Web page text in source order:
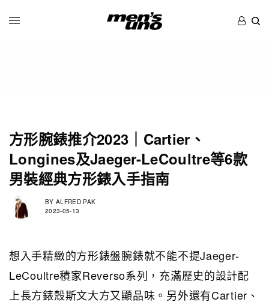
方形腕錶推介2023｜Cartier、
Longines及Jaeger-LeCoultre等6款
男裝經典方形錶入手指南
BY ALFRED PAK
2023-05-13
想入手精緻的方形錶盤腕錶就不能不提Jaeger-
LeCoultre積家Reverso系列，充滿歷史的設計配
上長方錶殼斯文大方又顯品味。另外還有Cartier、